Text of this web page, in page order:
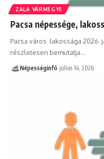
ZALA VÁRMEGYE
Pacsa népessége,
Pacsa város lakossága 2026.
részletesen bemutatja…
Népességinfó július 14, 2026